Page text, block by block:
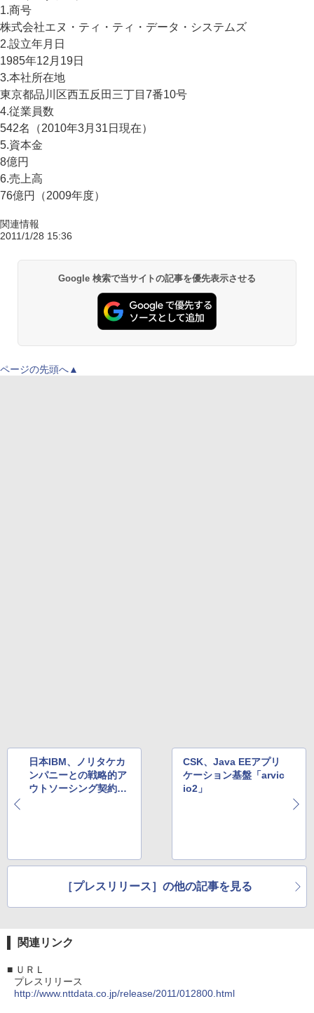
1.商号
株式会社エヌ・ティ・ティ・データ・システムズ
2.設立年月日
1985年12月19日
3.本社所在地
東京都品川区西五反田三丁目7番10号
4.従業員数
542名（2010年3月31日現在）
5.資本金
8億円
6.売上高
76億円（2009年度）
関連情報
2011/1/28 15:36
Google 検索で当サイトの記事を優先表示させる
ページの先頭へ▲
日本IBM、ノリタケカ
ンパニーとの戦略的ア
ウトソーシング契約を
CSK、Java EEアプリ
ケーション基盤「arvic
io2」
［プレスリリース］の他の記事を見る
関連リンク
■ ＵＲＬ
プレスリリース
http://www.nttdata.co.jp/release/2011/012800.html